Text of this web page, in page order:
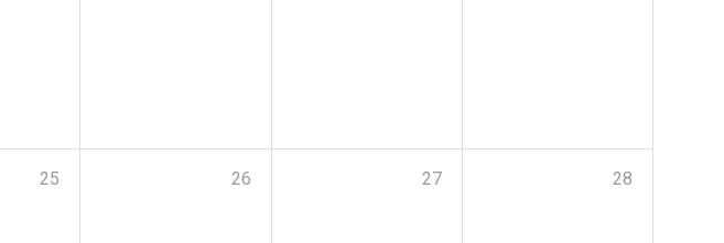
25 26 27 28